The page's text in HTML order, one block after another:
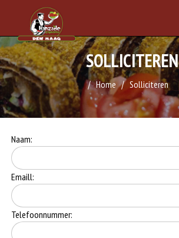
SOLLICITEREN
Home Solliciteren
Naam:
Emaill:
Telefoonnummer: